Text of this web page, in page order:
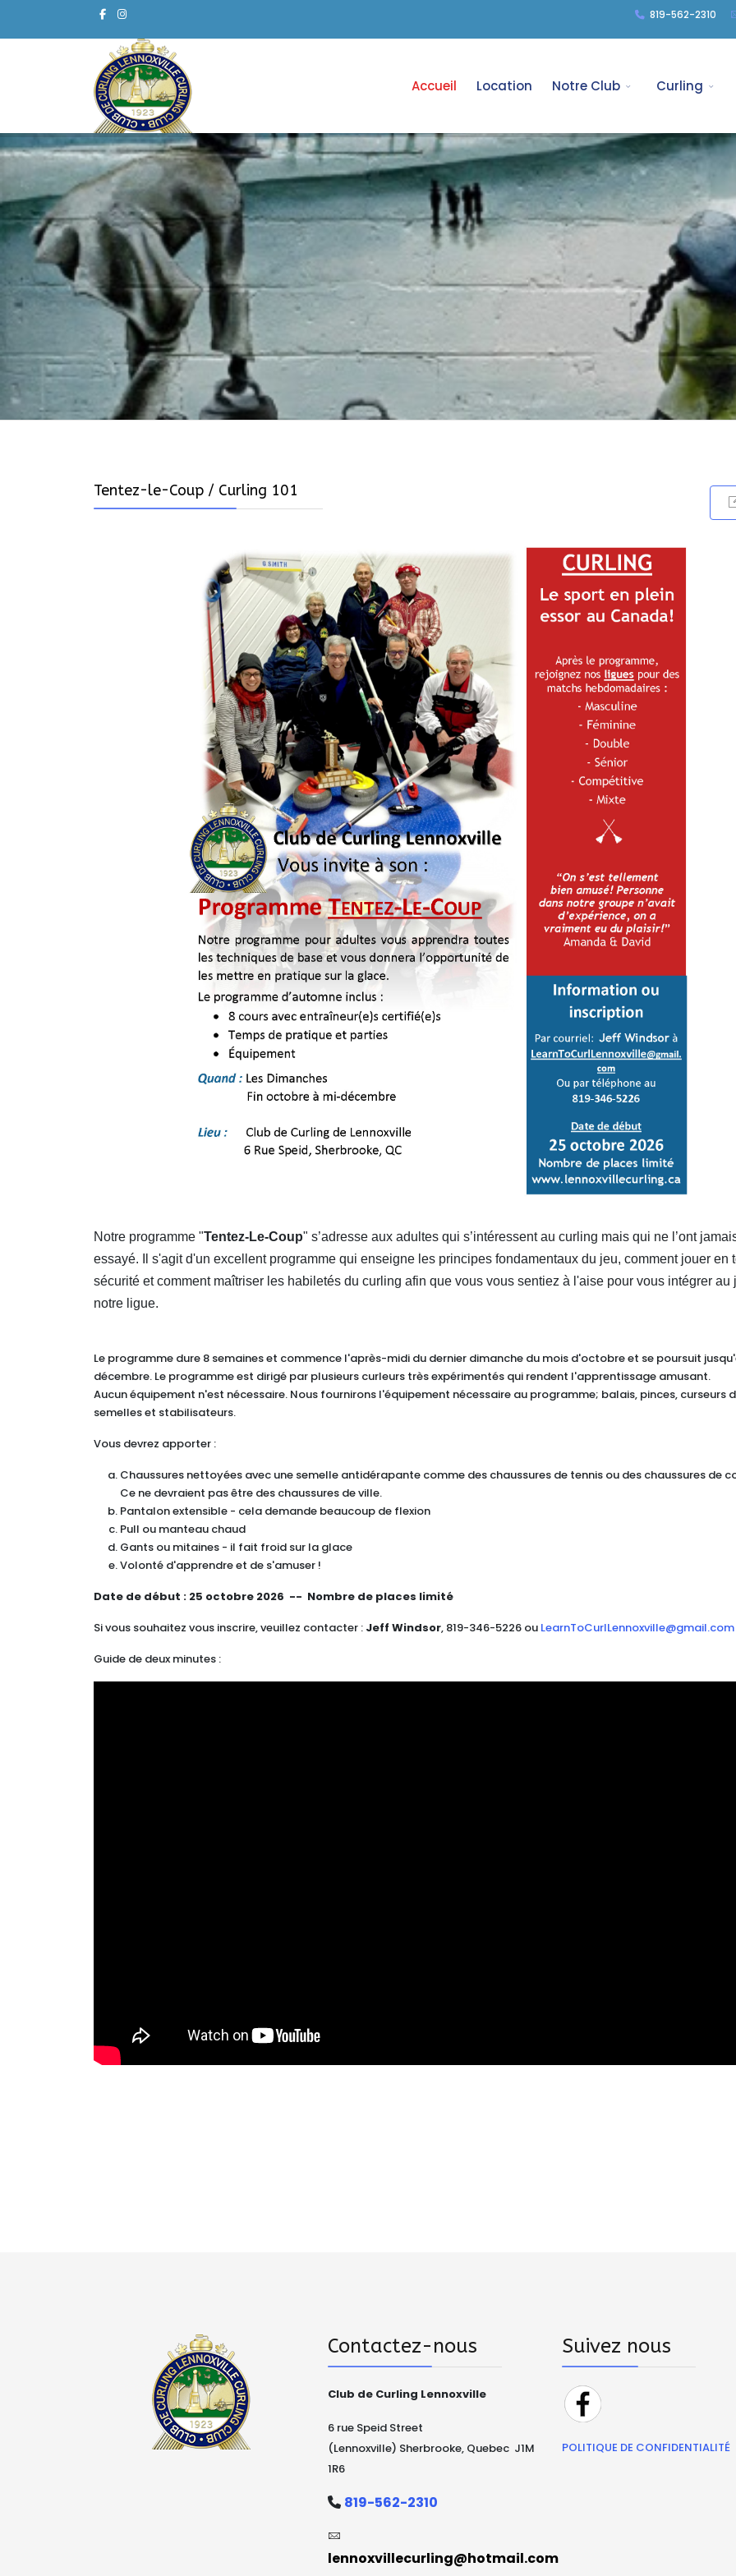
819-562-2310
Accueil Location Notre Club Curling
Tentez-le-Coup / Curling 101
Notre programme "Tentez-Le-Coup" s’adresse aux adultes qui s’intéressent au curling mais qui ne l’ont
essayé. Il s'agit d'un excellent programme qui enseigne les principes fondamentaux du jeu, comment jouer en
sécurité et comment maîtriser les habiletés du curling afin que vous vous sentiez à l'aise pour vous intégrer au
notre ligue.
Le programme dure 8 semaines et commence l'après-midi du dernier dimanche du mois d'octobre et se poursuit
décembre. Le programme est dirigé par plusieurs curleurs très expérimentés qui rendent l'apprentissage amusant.
Aucun équipement n'est nécessaire. Nous fournirons l'équipement nécessaire au programme; balais, pinces, curseurs
semelles et stabilisateurs.
Vous devrez apporter :
Chaussures nettoyées avec une semelle antidérapante comme des chaussures de tennis ou des chaussures de
Ce ne devraient pas être des chaussures de ville.
Pantalon extensible - cela demande beaucoup de flexion
Pull ou manteau chaud
Gants ou mitaines - il fait froid sur la glace
Volonté d'apprendre et de s'amuser !
Date de début : 25 octobre 2026 -- Nombre de places limité
Si vous souhaitez vous inscrire, veuillez contacter : Jeff Windsor, 819-346-5226 ou LearnToCurlLennoxville@gmail.com
Guide de deux minutes :
Contactez-nous
Club de Curling Lennoxville
6 rue Speid Street
(Lennoxville) Sherbrooke, Quebec J1M
1R6
819-562-2310
lennoxvillecurling@hotmail.com
Suivez nous
POLITIQUE DE CONFIDENTIALITÉ